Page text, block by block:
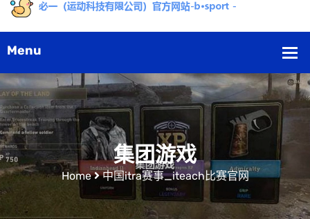
集团游戏
Home 中国itra赛事_iteach比赛官网